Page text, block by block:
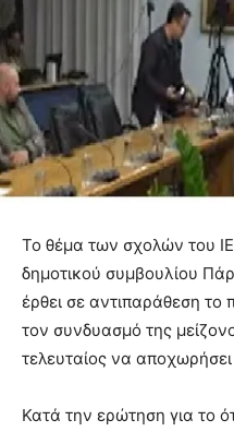
Το θέμα των σχολών του
δημοτικού συμβουλίου
έρθει σε αντιπαράθεση το
τον συνδυασμό της
τελευταίος να
Κατά την ερώτηση για το